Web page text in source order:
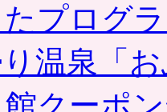
プログ
温泉「
クーポ